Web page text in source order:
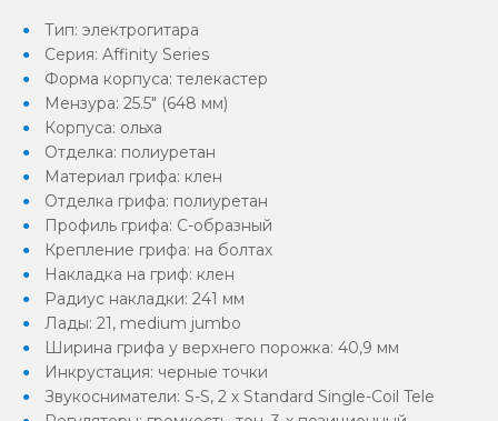
Тип: электрогитара
Серия: Affinity Series
Форма корпуса: телекастер
Мензура: 25.5" (648 мм)
Корпуса: ольха
Отделка: полиуретан
Материал грифа: клен
Отделка грифа: полиуретан
Профиль грифа: С-образный
Крепление грифа: на болтах
Накладка на гриф: клен
Радиус накладки: 241 мм
Лады: 21, medium jumbo
Ширина грифа у верхнего порожка: 40,9 мм
Инкрустация: черные точки
Звукосниматели: S-S, 2 х Standard Single-Coil Tele